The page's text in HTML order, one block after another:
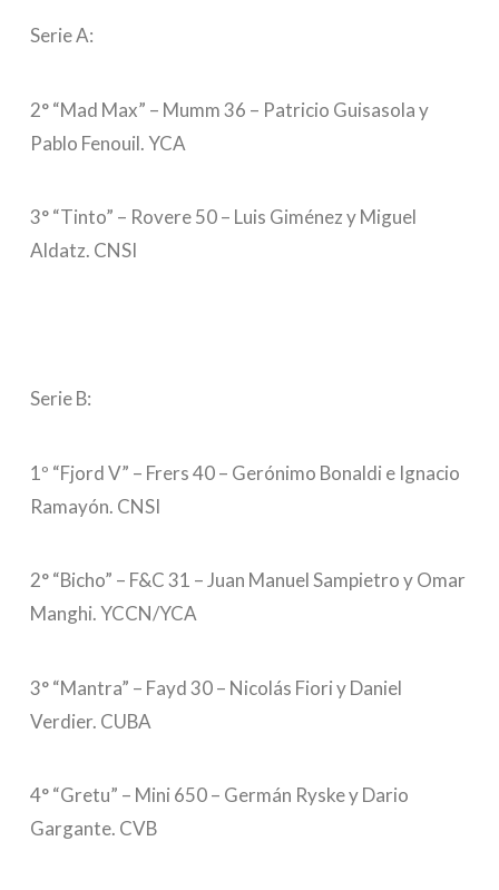
Serie A:
2° “Mad Max” – Mumm 36 – Patricio Guisasola y
Pablo Fenouil. YCA
3° “Tinto” – Rovere 50 – Luis Giménez y Miguel
Aldatz. CNSI
Serie B:
1º “Fjord V” – Frers 40 – Gerónimo Bonaldi e Ignacio
Ramayón. CNSI
2° “Bicho” – F&C 31 – Juan Manuel Sampietro y Omar
Manghi. YCCN/YCA
3° “Mantra” – Fayd 30 – Nicolás Fiori y Daniel
Verdier. CUBA
4° “Gretu” – Mini 650 – Germán Ryske y Dario
Gargante. CVB